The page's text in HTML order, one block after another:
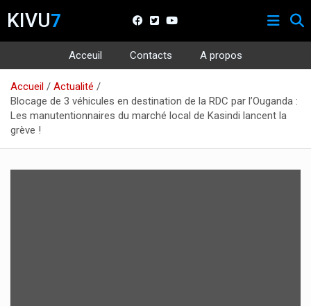
KIVU7
Acceuil Contacts
A propos
contenu
Accueil
Actualité
Blocage de 3 véhicules en destination de la RDC par l’Ouganda :
Les manutentionnaires du marché local de Kasindi lancent la
grève !